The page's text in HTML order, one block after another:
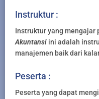
Instruktur :
Instruktur yang mengajar
Akuntansi ini adalah
manajemen baik dari
Peserta :
Peserta yang dapat